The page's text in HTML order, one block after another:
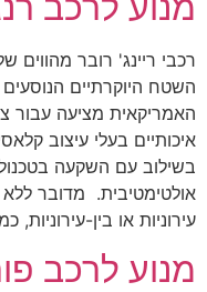
רכבי ריינג' רובר
השטח היוקרתיים
האמריקאית מציעה עבור
איכותיים בעלי עיצוב
בשילוב עם השקעה
אולטימטיבית. מדובר
עירוניות או בין-
מנוע לרכב